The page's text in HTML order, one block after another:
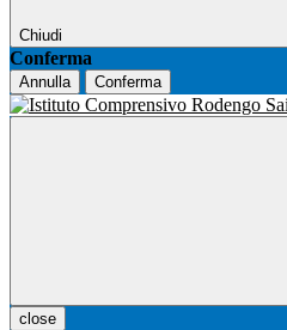
Chiudi
Conferma
Annulla Conferma
close